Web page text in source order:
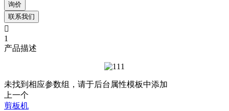
询价
联系我们

1
产品描述
未找到相应参数组，请于后台属性模板中添加
上一个
剪板机